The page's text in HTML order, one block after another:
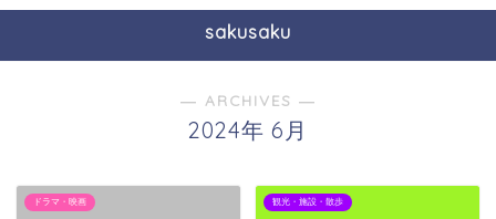
sakusaku
― ARCHIVES ―
2024年 6月
ドラマ・映画 観光・施設・散歩